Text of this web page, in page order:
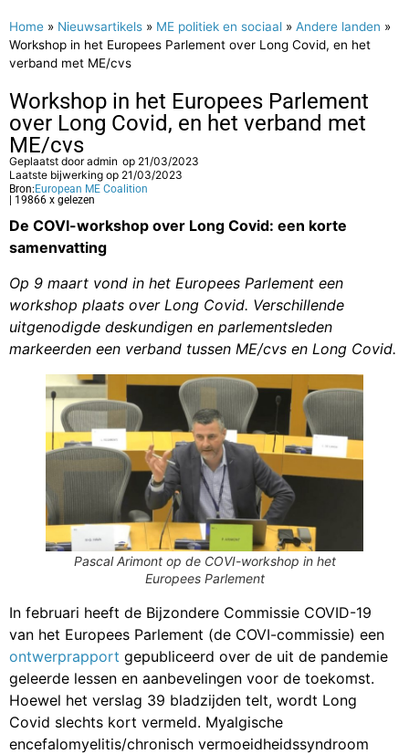
Home » Nieuwsartikels » ME politiek en sociaal » Andere landen »
Workshop in het Europees Parlement over Long Covid, en het
verband met ME/cvs
Workshop in het Europees Parlement
over Long Covid, en het verband met
ME/cvs
Geplaatst dooradmin op 21/03/2023
Laatste bijwerking op 21/03/2023
Bron: European ME Coalition
| 19866 x gelezen
De COVI-workshop over Long Covid: een korte
samenvatting
Op 9 maart vond in het Europees Parlement een
workshop plaats over Long Covid. Verschillende
uitgenodigde deskundigen en parlementsleden
markeerden een verband tussen ME/cvs en Long Covid.
Pascal Arimont op de COVI-workshop in het
Europees Parlement
In februari heeft de Bijzondere Commissie COVID-19
van het Europees Parlement (de COVI-commissie) een
ontwerprapport gepubliceerd over de uit de pandemie
geleerde lessen en aanbevelingen voor de toekomst.
Hoewel het verslag 39 bladzijden telt, wordt Long
Covid slechts kort vermeld. Myalgische
encefalomyelitis/chronisch vermoeidheidssyndroom